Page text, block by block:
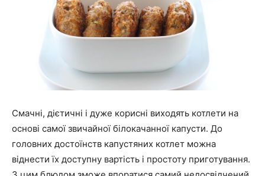
Смачні, дієтичні і дуже корисні виходять котлети на
основі самої звичайної білокачанної капусти. До
головних достоїнств капустяних котлет можна
віднести їх доступну вартість і простоту приготування.